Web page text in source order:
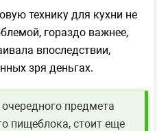
технику для кухни не
гораздо важнее,
впоследствии,
зря деньгах.
предмета
пищеблока, стоит еще